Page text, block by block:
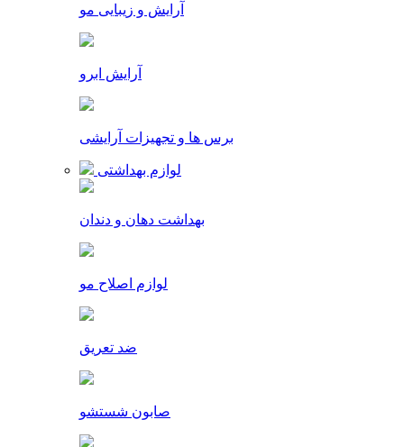
آرایش و زیبایی مو
آرایش ابرو
برس ها و تجهیزات آرایشی
لوازم بهداشتی
بهداشت دهان و دندان
لوازم اصلاح مو
ضد تعریق
صابون شستشو